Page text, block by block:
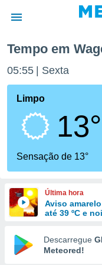
da
foi
fornecidas
a este
das
e
forma
digital
Tempo em
05:55 Sexta
Limpo
13°
Sensação de 13°
Última hora
Aviso
até 39 ºC e
Descarregue
Meteored!